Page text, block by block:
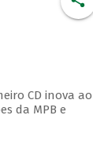
CD inova ao
da MPB e